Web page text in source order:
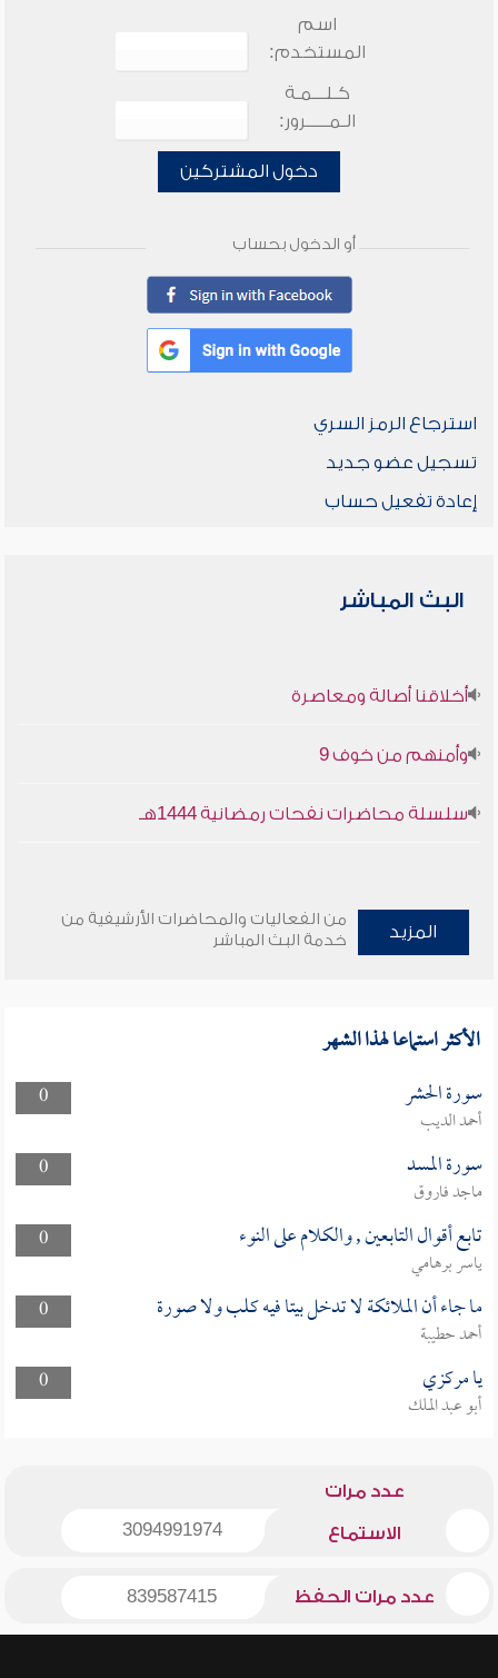
اسم
المستخدم:
كـلـــمـة
الـمـــــرور:
دخول المشتركين
أو الدخول بحساب
استرجاع الرمز السري
تسجيل عضو جديد
إعادة تفعيل حساب
البث المباشر
أخلاقنا أصالة ومعاصرة
وأمنهم من خوف 9
سلسلة محاضرات نفحات رمضانية 1444هـ
المزيد
من الفعاليات والمحاضرات الأرشيفية من
خدمة البث المباشر
الأكثر استماعا لهذا الشهر
0 سورة الحشر
أحمد الديب
0
سورة المسد
ماجد فاروق
0
تابع أقوال التابعين , والكلام على النوء
ياسر برهامي
0
ما جاء أن الملائكة لا تدخل بيتا فيه كلب ولا صورة
أحمد حطيبة
0
يا مركزي
أبو عبد الملك
عدد مرات
الاستماع 3094991974
عدد مرات الحفظ 839587415